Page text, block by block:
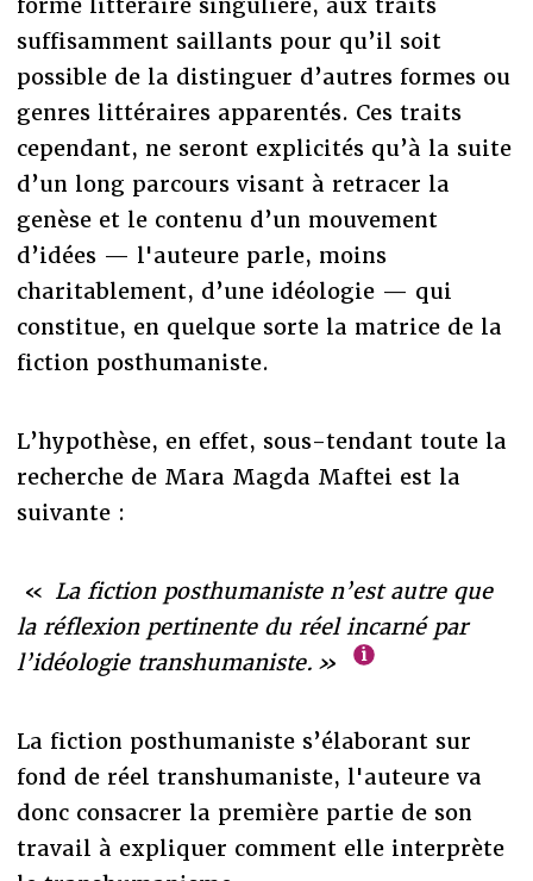
suffisamment saillants pour qu’il soit
possible de la distinguer d’autres formes ou
genres littéraires apparentés. Ces traits
cependant, ne seront explicités qu’à la suite
d’un long parcours visant à retracer la
genèse et le contenu d’un mouvement
d’idées — l'auteure parle, moins
charitablement, d’une idéologie — qui
constitue, en quelque sorte la matrice de la
fiction posthumaniste.
L’hypothèse, en effet, sous-tendant toute la
recherche de Mara Magda Maftei est la
suivante :
« La fiction posthumaniste n’est autre que
la réflexion pertinente du réel incarné par
l’idéologie transhumaniste. »
La fiction posthumaniste s’élaborant sur
fond de réel transhumaniste, l'auteure va
donc consacrer la première partie de son
travail à expliquer comment elle interprète